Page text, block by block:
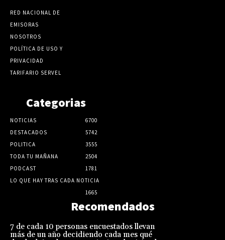
RED NACIONAL DE
EMISORAS
NOSOTROS
POLÍTICA DE USO Y
PRIVACIDAD
TARIFARIO SERVEL
Categorias
NOTICIAS
6700
DESTACADOS
5742
POLITICA
3555
TODA TU MAÑANA
2504
PODCAST
1781
LO QUE HAY TRAS CADA NOTICIA
1665
Recomendados
7 de cada 10 personas encuestados llevan
más de un año decidiendo cada mes qué